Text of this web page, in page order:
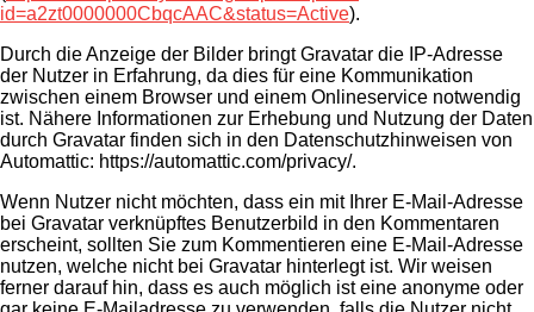
id=a2zt0000000CbqcAAC&status=Active).
Durch die Anzeige der Bilder bringt Gravatar die IP-Adresse
der Nutzer in Erfahrung, da dies für eine Kommunikation
zwischen einem Browser und einem Onlineservice notwendig
ist. Nähere Informationen zur Erhebung und Nutzung der Daten
durch Gravatar finden sich in den Datenschutzhinweisen von
Automattic: https://automattic.com/privacy/.
Wenn Nutzer nicht möchten, dass ein mit Ihrer E-Mail-Adresse
bei Gravatar verknüpftes Benutzerbild in den Kommentaren
erscheint, sollten Sie zum Kommentieren eine E-Mail-Adresse
nutzen, welche nicht bei Gravatar hinterlegt ist. Wir weisen
ferner darauf hin, dass es auch möglich ist eine anonyme oder